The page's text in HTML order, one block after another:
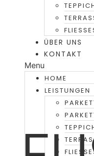
ÜBER UNS
KONTAKT
Menu
HOME
LEISTUNGEN